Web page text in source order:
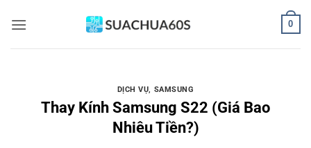
qua
0
DỊCH VỤ, SAMSUNG
Thay Kính Samsung S22 (Giá Bao
Nhiêu Tiền?)